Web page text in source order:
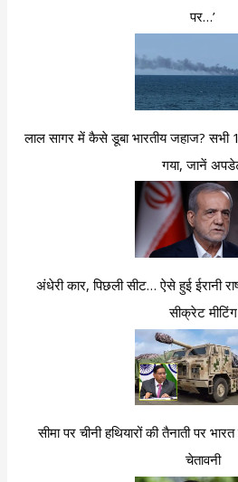
पर…’
लाल सागर में कैसे डूबा भारतीय जहाज? सभी
गया, जानें
अंधेरी कार, पिछली सीट… ऐसे हुई ईरानी
सीक्रेट मीटिंग
सीमा पर चीनी हथियारों की तैनाती पर
चेतावनी